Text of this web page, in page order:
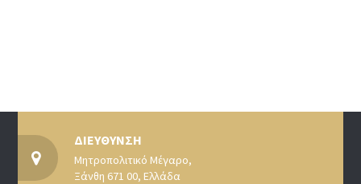
ΔΙΕΥΘΥΝΣΗ
Μητροπολιτικό Μέγαρο,
Ξάνθη 671 00, Ελλάδα